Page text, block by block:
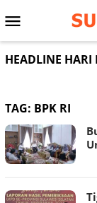
ke
Menu
Mobile
HEADLINE HARI
TAG: BPK RI